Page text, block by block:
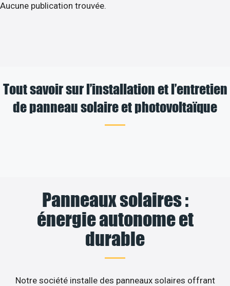
Aucune publication trouvée.
Tout savoir sur l’installation et l’entretien
de panneau solaire et photovoltaïque
Panneaux solaires :
énergie autonome et
durable
Notre société installe des panneaux solaires offrant